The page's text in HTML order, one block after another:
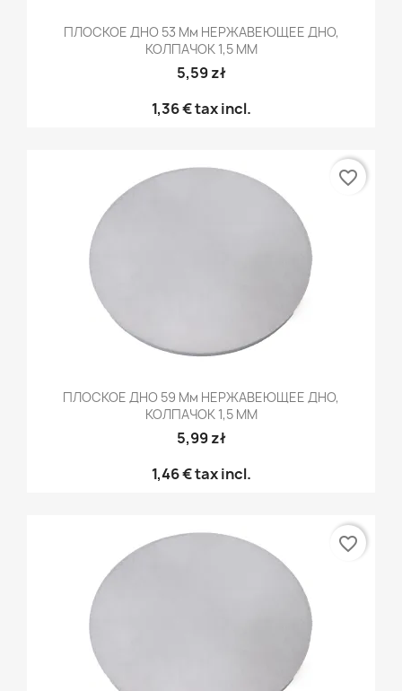
ПЛОСКОЕ ДНО 53 Мм НЕРЖАВЕЮЩЕЕ ДНО,
КОЛПАЧОК 1,5 ММ
5,59 zł
1,36 €tax incl.
ПЛОСКОЕ ДНО 59 Мм НЕРЖАВЕЮЩЕЕ ДНО,
КОЛПАЧОК 1,5 ММ
5,99 zł
1,46 €tax incl.
favorite_border
favorite_border